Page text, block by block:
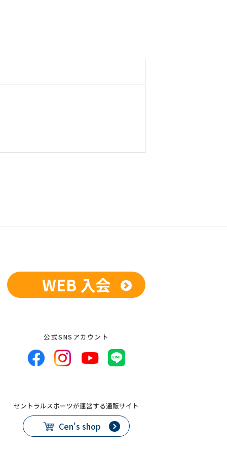
WEB 入会
公式SNSアカウント
セントラルスポーツが運営する通販サイト
Cen's shop